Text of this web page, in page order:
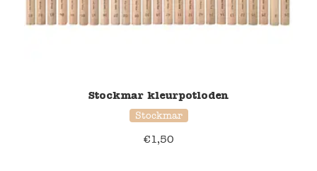
Stockmar kleurpotloden
Stockmar
€1,50